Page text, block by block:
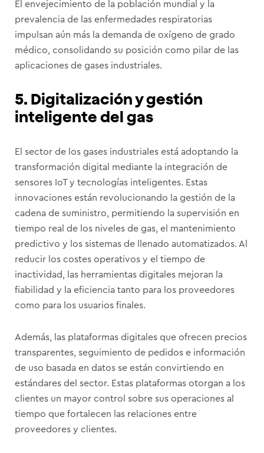
El envejecimiento de la población mundial y la
prevalencia de las enfermedades respiratorias
impulsan aún más la demanda de oxígeno de grado
médico, consolidando su posición como pilar de las
aplicaciones de gases industriales.
5. Digitalización y gestión
inteligente del gas
El sector de los gases industriales está adoptando la
transformación digital mediante la integración de
sensores IoT y tecnologías inteligentes. Estas
innovaciones están revolucionando la gestión de la
cadena de suministro, permitiendo la supervisión en
tiempo real de los niveles de gas, el mantenimiento
predictivo y los sistemas de llenado automatizados. Al
reducir los costes operativos y el tiempo de
inactividad, las herramientas digitales mejoran la
fiabilidad y la eficiencia tanto para los proveedores
como para los usuarios finales.
Además, las plataformas digitales que ofrecen precios
transparentes, seguimiento de pedidos e información
de uso basada en datos se están convirtiendo en
estándares del sector. Estas plataformas otorgan a los
clientes un mayor control sobre sus operaciones al
tiempo que fortalecen las relaciones entre
proveedores y clientes.